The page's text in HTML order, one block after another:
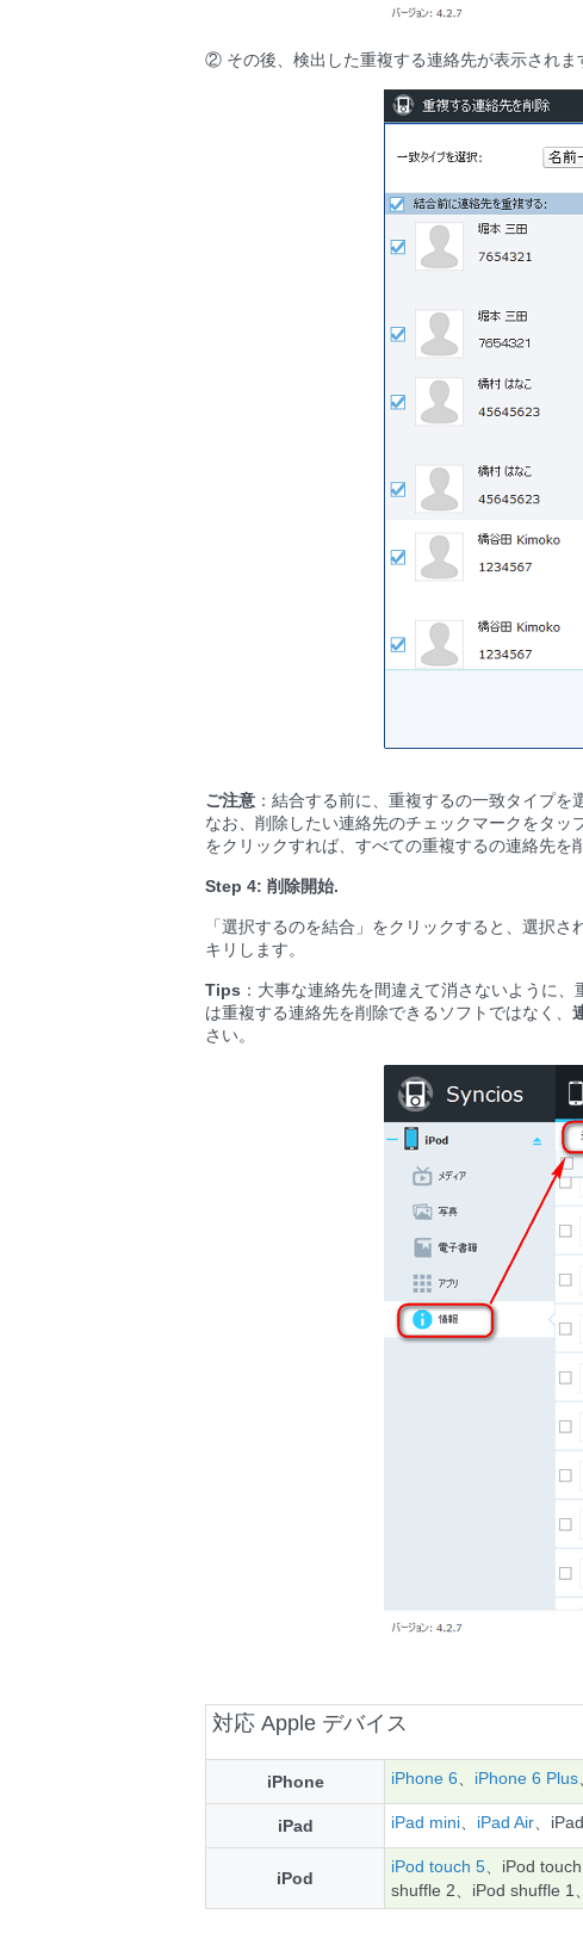
② その後、検出した重複する連絡先が表示されま
ご注意 ：結合する前に、重複するの一致タイプを
なお、削除したい連絡先のチェックマークをタッ
をクリックすれば、すべての重複するの連絡先を
Step 4: 削除開始.
「選択するのを結合」をクリックすると、選択
キリします。
Tips ：大事な連絡先を間違えて消さないように
は重複する連絡先を削除できるソフトではなく、
さい。
対応 Apple デバイス
iPhone iPhone 6 iPhone 6 Plus
iPad iPad mini iPad Air 、
iPod
iPod touch 5 、iPod
shuffle 2、iPod shuffle 1